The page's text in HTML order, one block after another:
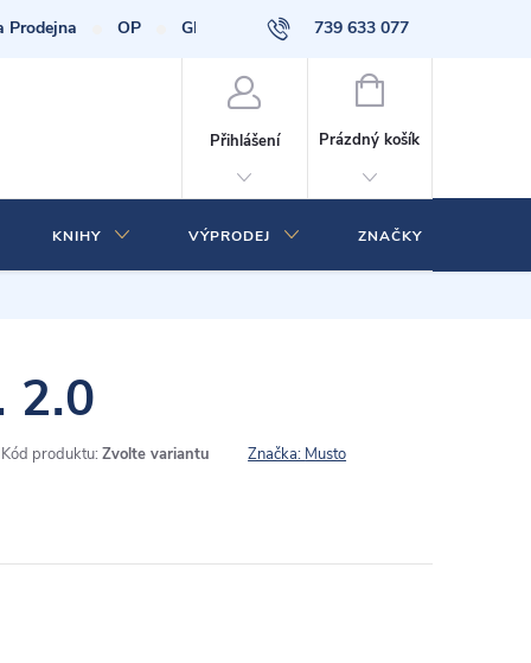
739 633 077
Prodejna OP GDPR
Přihlášení
NÁKUPNÍ
Prázdný košík
KNIHY VÝPRODEJ ZNAČKY
2.0
Kód produktu: Zvolte variantu Značka: Musto